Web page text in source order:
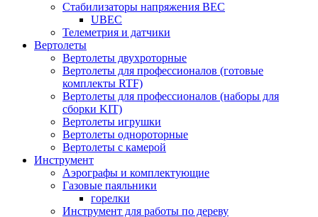
Стабилизаторы напряжения BEC
UBEC
Телеметрия и датчики
Вертолеты
Вертолеты двухроторные
Вертолеты для профессионалов (готовые
комплекты RTF)
Вертолеты для профессионалов (наборы для
сборки KIT)
Вертолеты игрушки
Вертолеты однороторные
Вертолеты с камерой
Инструмент
Аэрографы и комплектующие
Газовые паяльники
горелки
Инструмент для работы по дереву